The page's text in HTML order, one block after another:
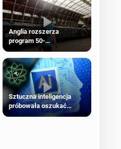
Anglia rozszerza
program 50-
procentowych zniżek
kolejowych na 18-latków
Sztuczna inteligencja
próbowała oszukać
człowieka